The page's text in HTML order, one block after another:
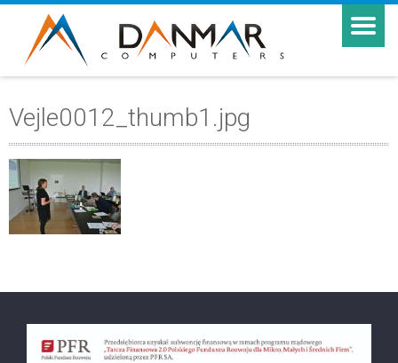
Vejle0012_thumb1.jpg